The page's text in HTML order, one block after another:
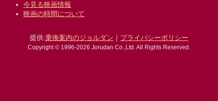
今見る映画情報
映画の時間について
提供:乗換案内のジョルダン ｜ プライバシーポリシー
Copyright © 1996-2026 Jorudan Co.,Ltd. All Rights Reserved.